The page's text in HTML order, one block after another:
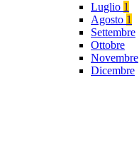
Luglio 1
Agosto 1
Settembre
Ottobre
Novembre
Dicembre